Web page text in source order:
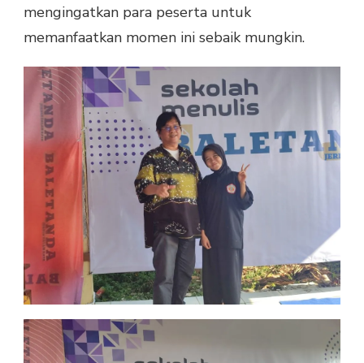
mengingatkan para peserta untuk
memanfaatkan momen ini sebaik mungkin.